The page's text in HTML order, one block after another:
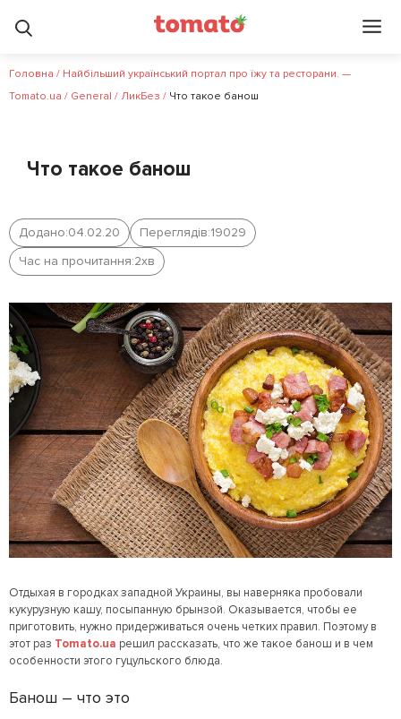
Головна / Найбільший український портал про їжу та ресторани. —
Tomato.ua / General / ЛикБез / Что такое банош
Что такое банош
Додано:04.02.20 Переглядів:19029
Час на прочитання:2хв
Отдыхая в городках западной Украины, вы наверняка пробовали
кукурузную кашу, посыпанную брынзой. Оказывается, чтобы ее
приготовить, нужно придерживаться очень четких правил. Поэтому в
этот раз Tomato.ua решил рассказать, что же такое банош и в чем
особенности этого гуцульского блюда.
Банош – что это